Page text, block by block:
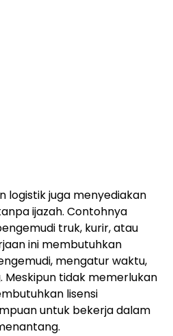
logistik juga menyediakan
ijazah. Contohnya
truk, kurir, atau
ini membutuhkan
mengatur waktu,
tidak memerlukan
lisensi
untuk bekerja dalam